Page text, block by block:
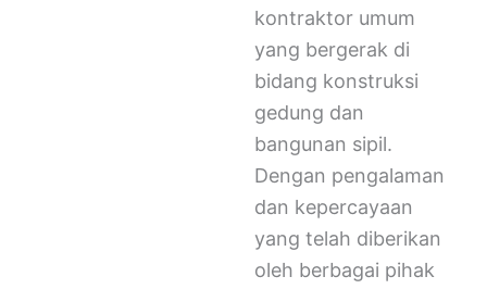
kontraktor umum
yang bergerak di
bidang konstruksi
gedung dan
bangunan sipil.
Dengan pengalaman
dan kepercayaan
yang telah diberikan
oleh berbagai pihak